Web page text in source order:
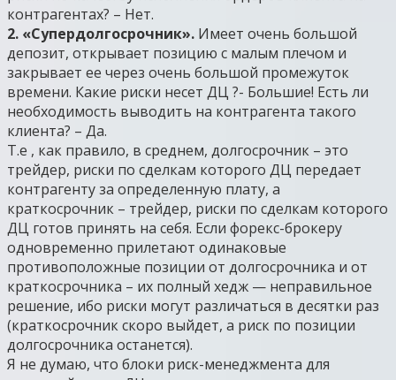
контрагентах? – Нет.
2. «Супердолгосрочник». Имеет очень большой
депозит, открывает позицию с малым плечом и
закрывает ее через очень большой промежуток
времени. Какие риски несет ДЦ ?- Большие! Есть ли
необходимость выводить на контрагента такого
клиента? – Да.
Т.е , как правило, в среднем, долгосрочник – это
трейдер, риски по сделкам которого ДЦ передает
контрагенту за определенную плату, а
краткосрочник – трейдер, риски по сделкам которого
ДЦ готов принять на себя. Если форекс-брокеру
одновременно прилетают одинаковые
противоположные позиции от долгосрочника и от
краткосрочника – их полный хедж — неправильное
решение, ибо риски могут различаться в десятки раз
(краткосрочник скоро выйдет, а риск по позиции
долгосрочника останется).
Я не думаю, что блоки риск-менеджмента для